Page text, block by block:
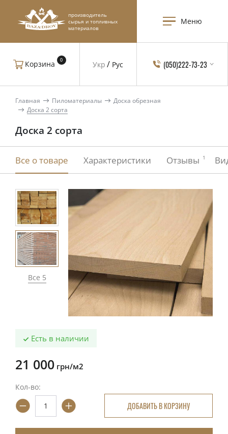
производитель
сырья и топливных
материалов
Меню
Укр Рус
Корзина 0 (050)222-73-23
Главная Пиломатериалы
Доска обрезная
Доска 2 сорта
Доска 2 сорта
Все о товаре Характеристики Отзывы 1
Все 5
Есть в наличии
21 000 грн/м2
Кол-во:
ДОБАВИТЬ В КОРЗИНУ